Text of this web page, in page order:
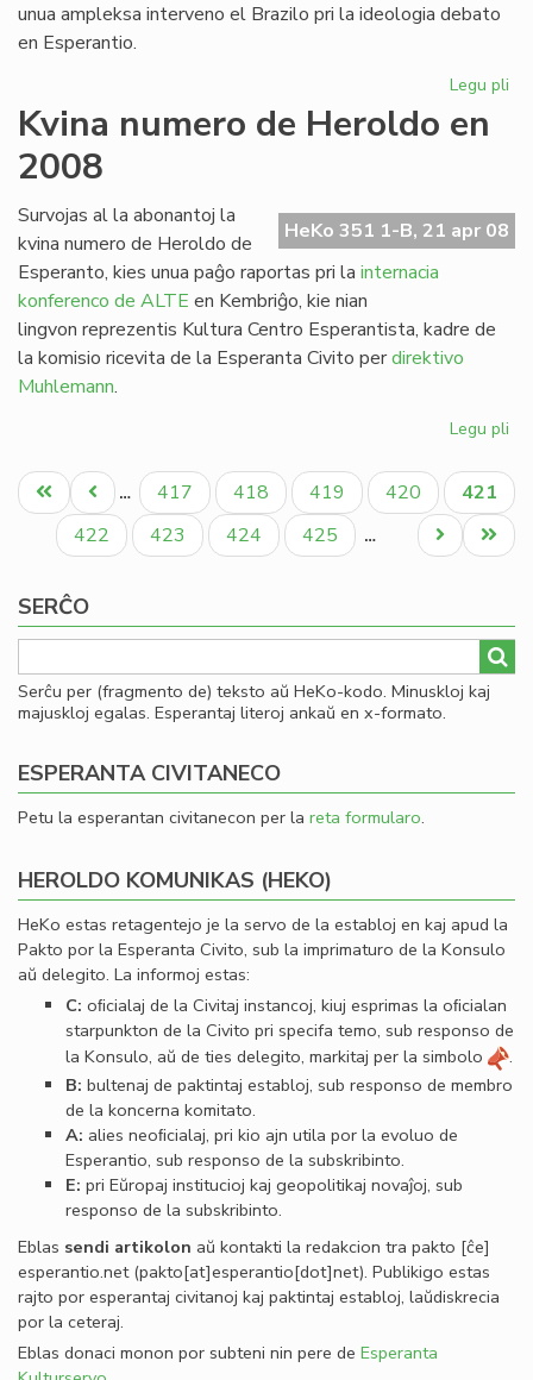
unua ampleksa interveno el Brazilo pri la ideologia debato
en Esperantio.
Legu pli
el
Kvina numero de Heroldo en
2008
HeKo 351 1-B, 21 apr 08
Survojas al la abonantoj la
kvina numero de Heroldo de
Esperanto, kies unua paĝo raportas pri la internacia
konferenco de ALTE en Kembriĝo, kie nian
lingvon reprezentis Kultura Centro Esperantista, kadre de
la komisio ricevita de la Esperanta Civito perdirektivo
Muhlemann.
Legu pli
de
en
Pagination
Unua
paĝo
Antaŭa
paĝo
… Paĝo
417 Paĝo
418 Paĝo
419 Paĝo
420
Aktuala
paĝo
421
Paĝo
422 Paĝo
423 Paĝo
424 Paĝo
425 …
Last
page
Next
page
SERĈO
Serĉu per (fragmento de) teksto aŭ HeKo-kodo. Minuskloj kaj
majuskloj egalas. Esperantaj literoj ankaŭ en x-formato.
ESPERANTA CIVITANECO
Petu la esperantan civitanecon per la reta formularo.
HEROLDO KOMUNIKAS (HEKO)
HeKo estas retagentejo je la servo de la establoj en kaj apud la
Pakto por la Esperanta Civito, sub la imprimaturo de la Konsulo
aŭ delegito. La informoj estas:
C: oﬁcialaj de la Civitaj instancoj, kiuj esprimas la oﬁcialan
starpunkton de la Civito pri specifa temo, sub responso de
la Konsulo, aŭ de ties delegito, markitaj per la simbolo
.
B: bultenaj de paktintaj establoj, sub responso de membro
de la koncerna komitato.
A: alies neoﬁcialaj, pri kio ajn utila por la evoluo de
Esperantio, sub responso de la subskribinto.
E: pri Eŭropaj institucioj kaj geopolitikaj novaĵoj, sub
responso de la subskribinto.
Eblas sendi artikolon aŭ kontakti la redakcion tra pakto [ĉe]
esperantio.net(pakto[at]esperantio[dot]net). Publikigo estas
rajto por esperantaj civitanoj kaj paktintaj establoj, laŭdiskrecia
por la ceteraj.
Eblas donaci monon por subteni nin pere de Esperanta